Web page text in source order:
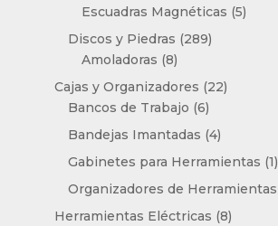
productos
Escuadras Magnéticas 55
Discos y Piedras 289289
Amoladoras 88
productos
Cajas y Organizadores 2222
Bancos de Trabajo 66
productos
Bandejas Imantadas 44
productos
Gabinetes para Herramientas 11
Organizadores de Herramientas
Herramientas Eléctricas 88